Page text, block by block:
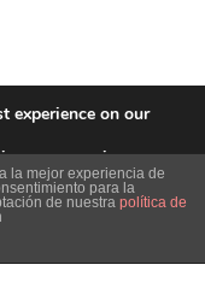
la mejor experiencia de
para la
de nuestra política de
experience on our
we are using or